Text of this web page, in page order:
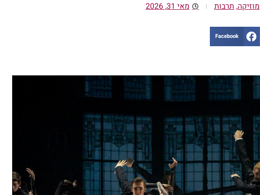
מוזיקה,תרבות מאי 31, 2026
Facebook